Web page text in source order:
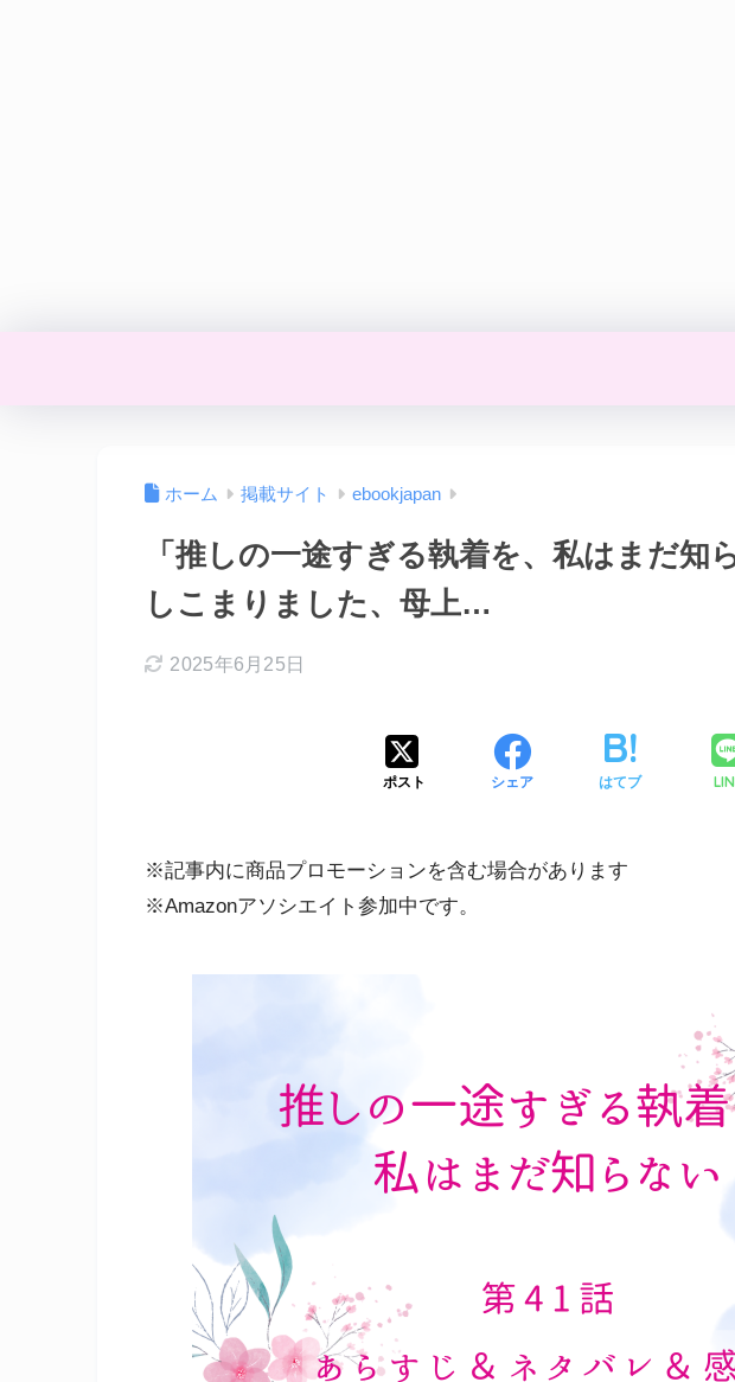
ホーム 掲載サイト ebookjapan
「推しの一途すぎる執着を、私はまだ知
しこまりました、母上…
2025年6月25日
ポスト シェア はてブ
※記事内に商品プロモーションを含む場合があります
※Amazonアソシエイト参加中です。